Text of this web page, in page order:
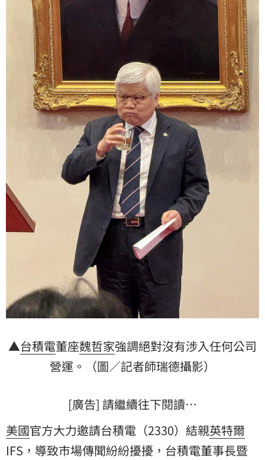
▲台積電董座魏哲家強調絕對沒有涉入任何公司
營運。（圖／記者師瑞德攝影）
[廣告] 請繼續往下閱讀…
美國官方大力邀請台積電（2330）結親英特爾
IFS，導致市場傳聞紛紛擾擾，台積電董事長暨